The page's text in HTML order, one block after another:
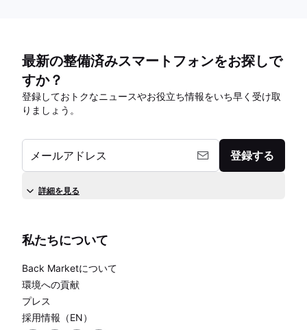
最新の整備済みスマートフォンをお探しで
すか？
登録しておトクなニュースやお役立ち情報をいち早く受け取
りましょう。
メールアドレス 登録する
詳細を見る
私たちについて
Back Marketについて
環境への貢献
プレス
採用情報（EN）